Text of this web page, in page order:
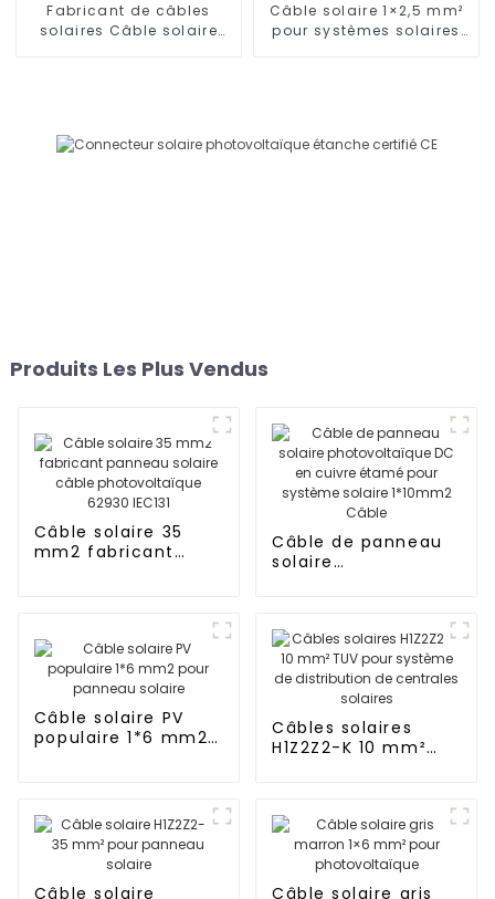
Fabricant de câbles
solaires Câble solaire
Câble solaire 1×2,5 mm²
pour systèmes solaires
Produits Les Plus Vendus
Câble solaire 35
mm2 fabricant
Câble de panneau
solaire
solaire 1*10mm2
Câble
Câble solaire PV
populaire 1*6 mm2
Câbles solaires
H1Z2Z2-K 10 mm²
Câble solaire Câble solaire gris